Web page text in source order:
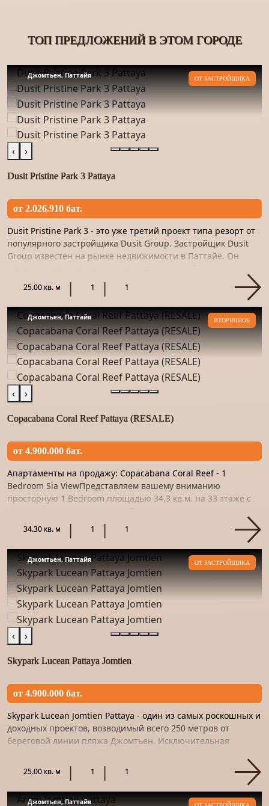
ТОП ПРЕДЛОЖЕНИЙ В ЭТОМ ГОРОДЕ
Джомтьен, Паттайя ОТ ЗАСТРОЙЩИКА
‹ ›
Dusit Pristine Park 3 Pattaya
от 2.026.910 бат.
Dusit Pristine Park 3 - это уже третий проект типа резорт от
популярного застройщика Dusit Group. Застройщик Dusit
Group известен на рынке недвижимости в Паттайе. Он
25.00 кв. м 1 1
Джомтьен, Паттайя ВТОРИЧНОЕ
‹ ›
Copacabana Coral Reef Pattaya (RESALE)
от 4.900.000 бат.
Апартаменты на продажу: Copacabana Coral Reef - 1
Bedroom Sia ViewПредставляем вашему вниманию
просторную 1 Bedroom площадью 34,3 кв.м. на 33 этаже с
качественным материало...
34.30 кв. м 1 1
Джомтьен, Паттайя ОТ ЗАСТРОЙЩИКА
‹ ›
Skypark Lucean Pattaya Jomtien
от 4.900.000 бат.
Skypark Lucean Jomtien Pattaya - один из самых роскошных и
доходных проектов, возводимый всего 250 метров от
береговой линии пляжа Джомтьен. Исключительная
конфиденциальность...
25.00 кв. м 1 1
Джомтьен, Паттайя